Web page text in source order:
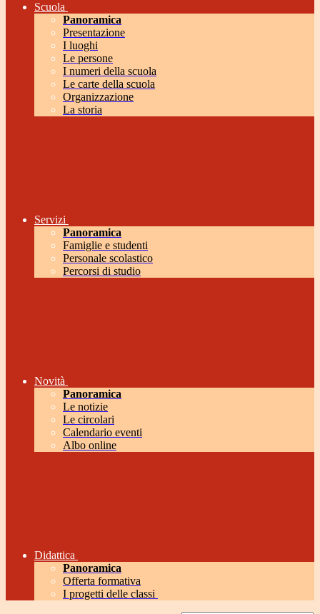
Scuola
Panoramica
Presentazione
I luoghi
Le persone
I numeri della scuola
Le carte della scuola
Organizzazione
La storia
Servizi
Panoramica
Famiglie e studenti
Personale scolastico
Percorsi di studio
Novità
Panoramica
Le notizie
Le circolari
Calendario eventi
Albo online
Didattica
Panoramica
Offerta formativa
I progetti delle classi